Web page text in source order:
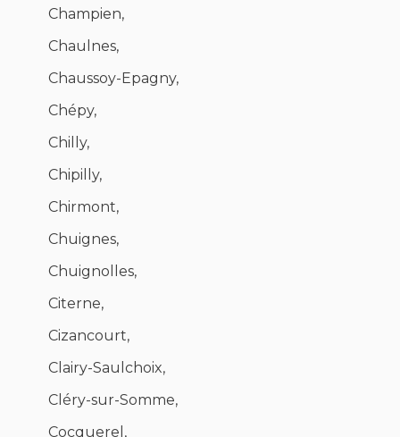
Champien,
Chaulnes,
Chaussoy-Epagny,
Chépy,
Chilly,
Chipilly,
Chirmont,
Chuignes,
Chuignolles,
Citerne,
Cizancourt,
Clairy-Saulchoix,
Cléry-sur-Somme,
Cocquerel,